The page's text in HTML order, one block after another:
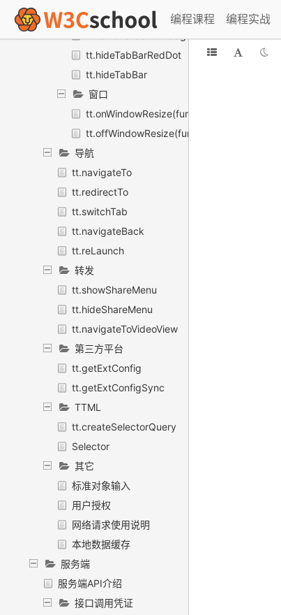
编程课程 编程实战
tt.setTabBarBadge
tt.hideTabBarRedDot
tt.hideTabBar
窗口
tt.onWindowResize(function callback)
tt.offWindowResize(function callback)
导航
tt.navigateTo
tt.redirectTo
tt.switchTab
tt.navigateBack
tt.reLaunch
转发
tt.showShareMenu
tt.hideShareMenu
tt.navigateToVideoView
第三方平台
tt.getExtConfig
tt.getExtConfigSync
TTML
tt.createSelectorQuery
Selector
其它
标准对象输入
用户授权
网络请求使用说明
本地数据缓存
服务端
服务端API介绍
接口调用凭证